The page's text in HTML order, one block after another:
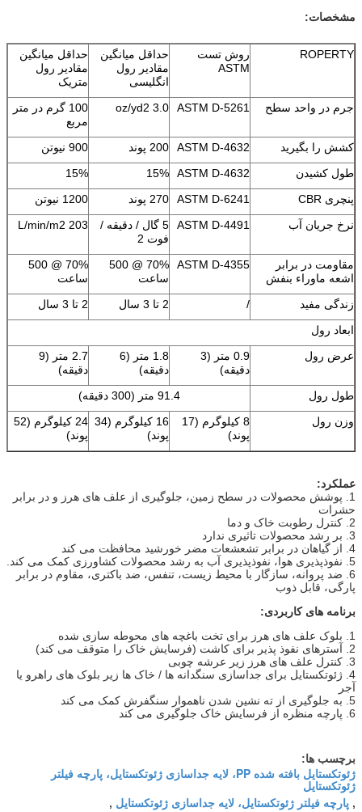
مشخصات:
ROPERTY
روش تست
ASTM
حداقل میانگین
مقادیر رول
انگلیسی
حداقل میانگین
مقادیر رول
متریک
جرم در واحد سطح
ASTM D-5261
3.0 oz/yd2
100 گرم در متر
مربع
کشش را بگیرید
ASTM D-4632 200 پوند
900 نیوتن
طول کشیدن
ASTM D-4632
15%
15%
پنچری CBR
ASTM D-6241 270 پوند
1200 نیوتن
نرخ جریان آب
ASTM D-4491
5 گال / دقیقه /
فوت 2
203 L/min/m2
مقاومت در برابر
اشعه ماوراء بنفش
ASTM D-4355
70% @ 500
ساعت
70% @ 500
ساعت
زندگی مفید
/ 2 تا 3 سال
2 تا 3 سال
ابعاد رول
عرض رول
0.9 متر (3
دقیقه)
1.8 متر (6
دقیقه)
2.7 متر (9
دقیقه)
طول رول
91.4 متر (300 دقیقه)
وزن رول
8 کیلوگرم (17
پوند)
16 کیلوگرم (34
پوند)
24 کیلوگرم (52
پوند)
عملکرد:
1. پوشش محصولات در سطح زمین، جلوگیری از علف های هرز و در برابر
حشرات
2. کنترل رطوبت خاک و دما
3. بر رشد محصولات تاثیری ندارد
4. از گیاهان در برابر تشعشعات مضر خورشید محافظت می کند
5. نفوذپذیری هوا، نفوذپذیری آب به رشد محصولات کشاورزی کمک می کند.
6. ضد پروانه، سازگار با محیط زیست، تنفس، ضد باکتری، مقاوم در برابر
پارگی، قابل ذوب
برنامه های کاربردی:
1. بلوک علف های هرز برای تخت باغچه های محوطه سازی شده
2. آسترهای نفوذ پذیر برای کاشت (فرسایش خاک را متوقف می کند)
3. کنترل علف های هرز زیر عرشه چوبی
4. ژئوتکستایل برای جداسازی سنگدانه ها / خاک ها زیر بلوک های راهرو یا
آجر
5. به جلوگیری از ته نشین شدن ناهموار سنگفرش کمک می کند
6. پارچه منظره از فرسایش خاک جلوگیری می کند
برچسب ها:
ژئوتکستایل بافته شده PP، لایه جداسازی ژئوتکستایل، پارچه فیلتر
ژئوتکستایل
, پارچه فیلتر ژئوتکستایل، لایه جداسازی ژئوتکستایل ,